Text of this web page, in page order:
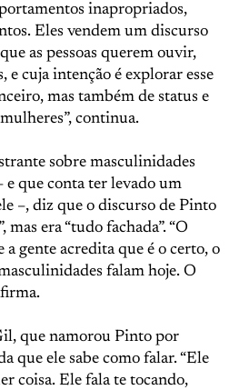
inapropriados,
Eles vendem um discurso
as pessoas querem ouvir,
e cuja intenção é explorar esse
mas também de status e
continua.
sobre masculinidades
que conta ter levado um
–, diz que o discurso de Pinto
mas era “tudo fachada”. “O
a gente acredita que é o certo, o
falam hoje. O
que namorou Pinto por
que ele sabe como falar. “Ele
coisa. Ele fala te tocando,